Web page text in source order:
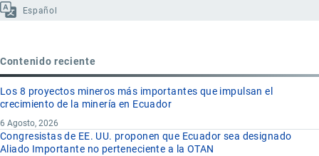
Español
Contenido reciente
Los 8 proyectos mineros más importantes que impulsan el
crecimiento de la minería en Ecuador
6 Agosto, 2026
Congresistas de EE. UU. proponen que Ecuador sea designado
Aliado Importante no perteneciente a la OTAN